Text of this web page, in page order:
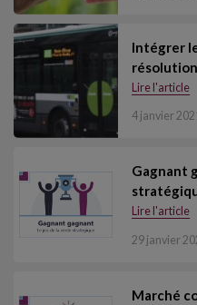
Intégrer
Lire l'article
4 janvier
Gagnant
Lire l'article
29 janvier
Marché